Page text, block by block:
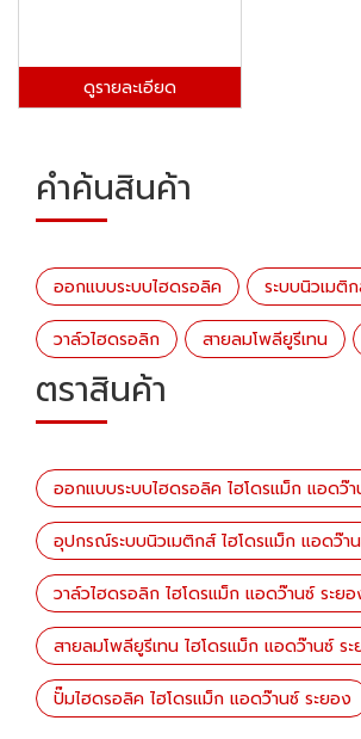
ดูรายละเอียด
คำค้นสินค้า
ออกแบบระบบไฮดรอลิค ระบบนิวเมติ
วาล์วไฮดรอลิก สายลมโพลียูรีเทน
ตราสินค้า
ออกแบบระบบไฮดรอลิค ไฮโดรแม็ก แอดว๊า
อุปกรณ์ระบบนิวเมติกส์ ไฮโดรแม็ก แอดว๊า
วาล์วไฮดรอลิก ไฮโดรแม็ก แอดว๊านซ์ ระยอ
สายลมโพลียูรีเทน ไฮโดรแม็ก แอดว๊านซ์ ระ
ปั๊มไฮดรอลิค ไฮโดรแม็ก แอดว๊านซ์ ระยอง